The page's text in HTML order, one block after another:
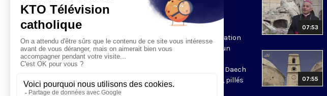
chrétienne, de son architecture et des
témoignages des membres de la
communauté locale. Ces vidéos sont
produites en partenariat avec l’association
Mesopotamia qui s’est engagée dans un
travail d’inventaire essentiel, face aux
destructions massives commises par Daech
sur ces sites aujourd’hui abandonnés, pillés
ou détruits.
07:53
07:55